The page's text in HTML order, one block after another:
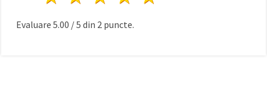
Evaluare 5.00 /5 din 2 puncte.